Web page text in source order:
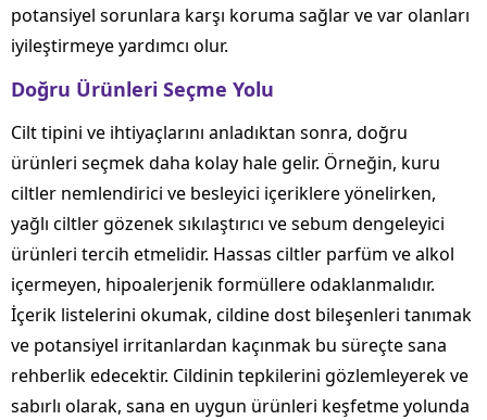
potansiyel sorunlara karşı koruma sağlar ve var olanları
iyileştirmeye yardımcı olur.
Doğru Ürünleri Seçme Yolu
Cilt tipini ve ihtiyaçlarını anladıktan sonra, doğru
ürünleri seçmek daha kolay hale gelir. Örneğin, kuru
ciltler nemlendirici ve besleyici içeriklere yönelirken,
yağlı ciltler gözenek sıkılaştırıcı ve sebum dengeleyici
ürünleri tercih etmelidir. Hassas ciltler parfüm ve alkol
içermeyen, hipoalerjenik formüllere odaklanmalıdır.
İçerik listelerini okumak, cildine dost bileşenleri tanımak
ve potansiyel irritanlardan kaçınmak bu süreçte sana
rehberlik edecektir. Cildinin tepkilerini gözlemleyerek ve
sabırlı olarak, sana en uygun ürünleri keşfetme yolunda